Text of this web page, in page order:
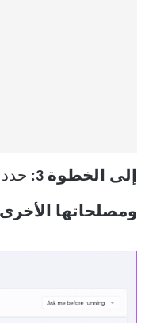
إلى الخطوة 3: حدد
ومصلحاتها